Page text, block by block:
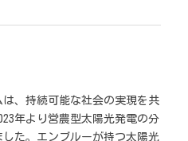
、持続可能な社会の実現を共
年より営農型太陽光発電の分
た。エンブルーが持つ太陽光